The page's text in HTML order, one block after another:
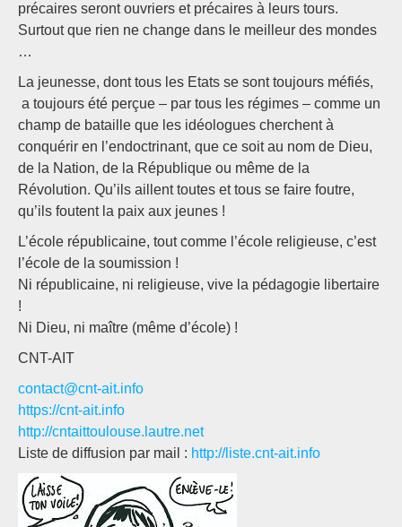
précaires seront ouvriers et précaires à leurs tours.
Surtout que rien ne change dans le meilleur des mondes
…
La jeunesse, dont tous les Etats se sont toujours méfiés,
a toujours été perçue – par tous les régimes – comme un
champ de bataille que les idéologues cherchent à
conquérir en l’endoctrinant, que ce soit au nom de Dieu,
de la Nation, de la République ou même de la
Révolution. Qu’ils aillent toutes et tous se faire foutre,
qu’ils foutent la paix aux jeunes !
L’école républicaine, tout comme l’école religieuse, c’est
l’école de la soumission !
Ni républicaine, ni religieuse, vive la pédagogie libertaire
!
Ni Dieu, ni maître (même d’école) !
CNT-AIT
contact@cnt-ait.info
https://cnt-ait.info
http://cntaittoulouse.lautre.net
Liste de diffusion par mail : http://liste.cnt-ait.info